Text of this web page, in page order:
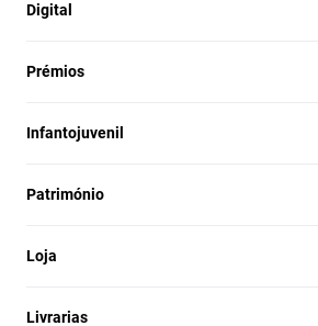
Digital
Prémios
Infantojuvenil
Património
Loja
Livrarias